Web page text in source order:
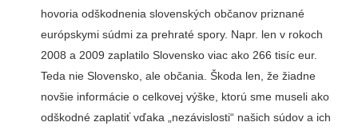
hovoria odškodnenia slovenských občanov pri­znané
európskymi súdmi za prehraté spory. Napr. len v ro­koch
2008 a 2009 zaplatilo Slovensko viac ako 266 tisíc eur.
Teda nie Slovensko, ale občania. Škoda len, že žiadne
novšie informácie o celkovej výške, ktorú sme museli ako
odškodné zaplatiť vďaka „ne­závislosti“ našich súdov a ich